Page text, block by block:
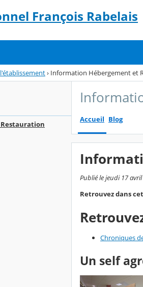
François Rabelais
› Information Hébergement et
Accueil Blog
Publié le jeudi 17
Retrouvez dans
Chroniques
Un self